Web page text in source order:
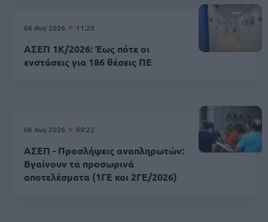
06 Αυγ 2026 11:20
ΑΣΕΠ 1Κ/2026: Έως πότε οι
ενστάσεις για 186 θέσεις ΠΕ
06 Αυγ 2026 09:22
ΑΣΕΠ - Προσλήψεις αναπληρωτών:
Βγαίνουν τα προσωρινά
αποτελέσματα (1ΓΕ και 2ΓΕ/2026)